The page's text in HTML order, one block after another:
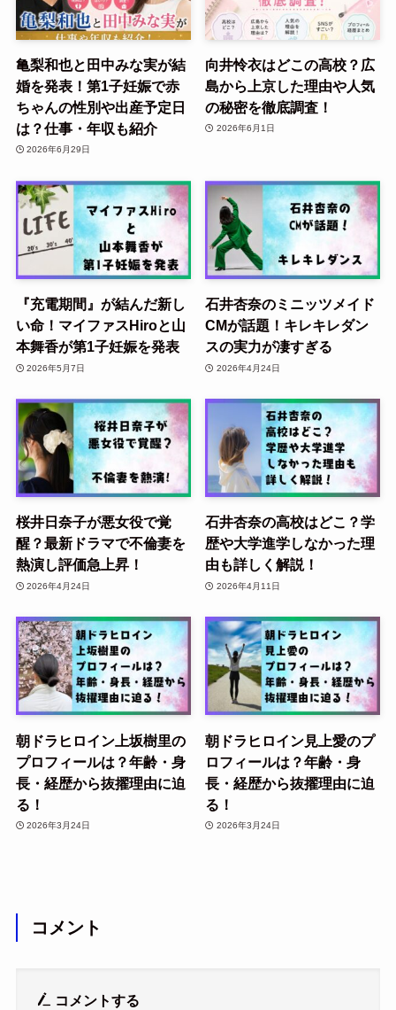
亀梨和也と田中みな実が結
婚を発表！第1子妊娠で赤
ちゃんの性別や出産予定日
は？仕事・年収も紹介
2026年6月29日
向井怜衣はどこの高校？広
島から上京した理由や人気
の秘密を徹底調査！
2026年6月1日
『充電期間』が結んだ新し
い命！マイファスHiroと山
本舞香が第1子妊娠を発表
2026年5月7日
石井杏奈のミニッツメイド
CMが話題！キレキレダン
スの実力が凄すぎる
2026年4月24日
桜井日奈子が悪女役で覚
醒？最新ドラマで不倫妻を
熱演し評価急上昇！
2026年4月24日
石井杏奈の高校はどこ？学
歴や大学進学しなかった理
由も詳しく解説！
2026年4月11日
朝ドラヒロイン上坂樹里の
プロフィールは？年齢・身
長・経歴から抜擢理由に迫
る！
2026年3月24日
朝ドラヒロイン見上愛のプ
ロフィールは？年齢・身
長・経歴から抜擢理由に迫
る！
2026年3月24日
コメント
コメントする